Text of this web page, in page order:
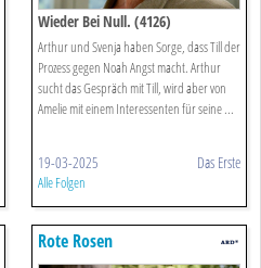
Wieder Bei Null. (4126)
Arthur und Svenja haben Sorge, dass Till der
Prozess gegen Noah Angst macht. Arthur
sucht das Gespräch mit Till, wird aber von
Amelie mit einem Interessenten für seine ...
19-03-2025 Das Erste
Alle Folgen
Rote Rosen